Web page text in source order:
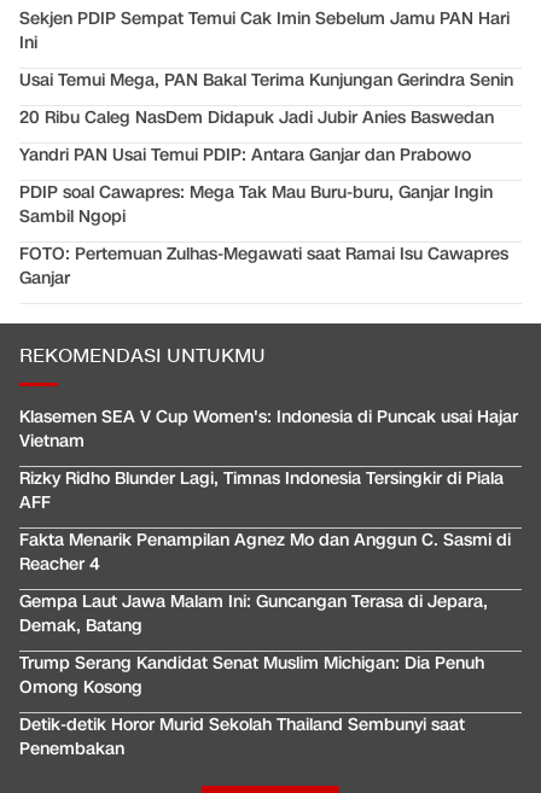
Sekjen PDIP Sempat Temui Cak Imin Sebelum Jamu PAN Hari
Ini
Usai Temui Mega, PAN Bakal Terima Kunjungan Gerindra Senin
20 Ribu Caleg NasDem Didapuk Jadi Jubir Anies Baswedan
Yandri PAN Usai Temui PDIP: Antara Ganjar dan Prabowo
PDIP soal Cawapres: Mega Tak Mau Buru-buru, Ganjar Ingin
Sambil Ngopi
FOTO: Pertemuan Zulhas-Megawati saat Ramai Isu Cawapres
Ganjar
REKOMENDASI UNTUKMU
Klasemen SEA V Cup Women's: Indonesia di Puncak usai Hajar
Vietnam
Rizky Ridho Blunder Lagi, Timnas Indonesia Tersingkir di Piala
AFF
Fakta Menarik Penampilan Agnez Mo dan Anggun C. Sasmi di
Reacher 4
Gempa Laut Jawa Malam Ini: Guncangan Terasa di Jepara,
Demak, Batang
Trump Serang Kandidat Senat Muslim Michigan: Dia Penuh
Omong Kosong
Detik-detik Horor Murid Sekolah Thailand Sembunyi saat
Penembakan